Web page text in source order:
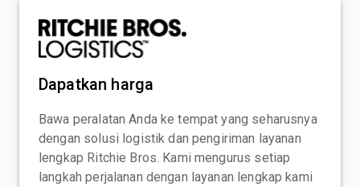
Dapatkan harga
Bawa peralatan Anda ke tempat yang seharusnya
dengan solusi logistik dan pengiriman layanan
lengkap Ritchie Bros. Kami mengurus setiap
langkah perjalanan dengan layanan lengkap kami